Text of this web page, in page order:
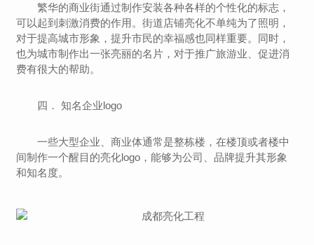
繁华的商业街通过制作安装各种各样的个性化的标志，
可以起到刺激消费的作用。街道店铺亮化不单纯为了照明，
对于提高城市形象，提升市民的幸福感也同样重要。同时，
也为城市制作出一张亮丽的名片，对于推广旅游业、促进消
费有很大的帮助。
四． 知名企业logo
一些大型企业、商业体通常是整栋楼，在楼顶或者楼中
间制作一个醒目的亮化logo，能够为公司、品牌提升其形象
和知名度。